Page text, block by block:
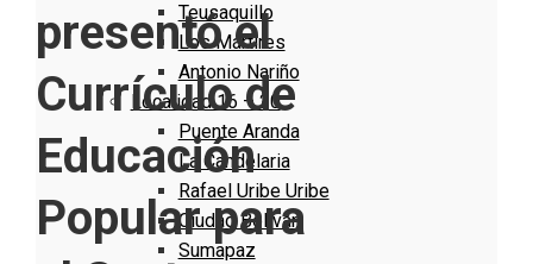
Teusaquillo
Los Mártires
Antonio Nariño
Localidad 16 – 20
Puente Aranda
La Candelaria
Rafael Uribe Uribe
Ciudad Bolivar
Sumapaz
presentó el
Currículo de
Educación
Popular para